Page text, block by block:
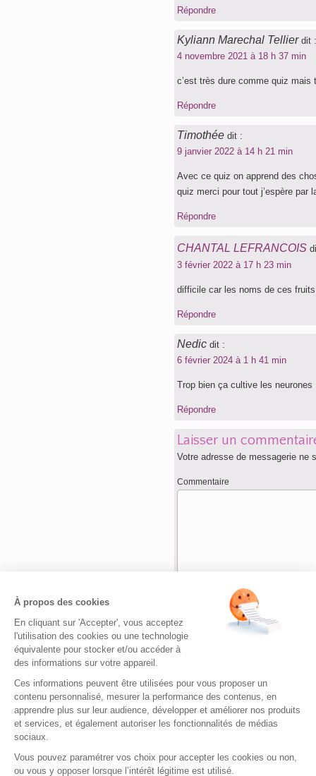
Répondre
Kyliann Marechal Tellier dit :
4 novembre 2021 à 18 h 37 min
c’est très dure comme quiz
Répondre
Timothée dit :
9 janvier 2022 à 14 h 21 min
Avec ce quiz on apprend des
quiz merci pour tout j’espère par
Répondre
CHANTAL LEFRANCOIS
3 février 2022 à 17 h 23 min
difficile car les noms de ces
Répondre
Nedic dit :
6 février 2024 à 1 h 41 min
Trop bien ça cultive les neurones
Répondre
Laisser un
Votre adresse de messagerie ne
Commentaire
Adresse de messagerie
À propos des cookies
En cliquant sur 'Accepter', vous acceptez
l'utilisation des cookies ou une technologie
équivalente pour stocker et/ou accéder à
des informations sur votre appareil.
Ces informations peuvent être utilisées pour vous proposer un
contenu personnalisé, mesurer la performance des contenus, en
apprendre plus sur leur audience, développer et améliorer nos produits
et services, et également autoriser les fonctionnalités de médias
sociaux.
Vous pouvez paramétrer vos choix pour accepter les cookies ou non,
ou vous y opposer lorsque l’intérêt légitime est utilisé.